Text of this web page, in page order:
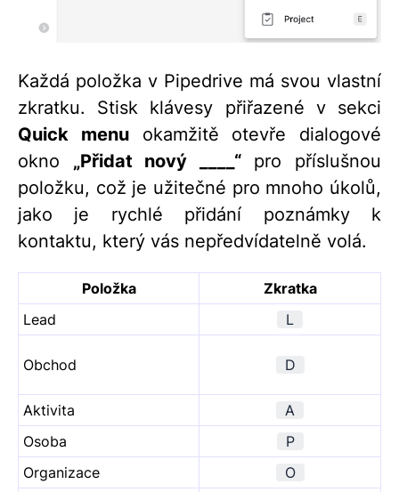
Každá položka v Pipedrive má svou vlastní
zkratku. Stisk klávesy přiřazené v sekci
Quick menuokamžitě otevře dialogové
okno „Přidat nový ____ “pro příslušnou
položku, což je užitečné pro mnoho úkolů,
jako je rychlé přidání poznámky k
kontaktu, který vás nepředvídatelně volá.
Položka
Zkratka
Lead
L
Obchod D
Aktivita
A
Osoba
P
Organizace
O